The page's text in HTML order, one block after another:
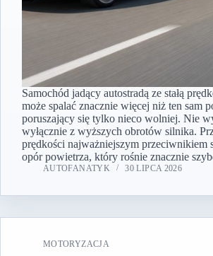
Samochód jadący autostradą ze stałą
może spalać znacznie więcej niż ten sam
poruszający się tylko nieco wolniej. Nie
wyłącznie z wyższych obrotów silnika.
prędkości najważniejszym przeciwnikiem
opór powietrza, który rośnie znacznie
AUTOFANATYK 30 LIPCA 2026
MOTORYZACJA